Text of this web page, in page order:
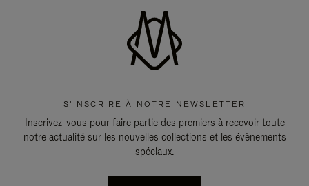
S'INSCRIRE À NOTRE NEWSLETTER
Inscrivez-vous pour faire partie des premiers à recevoir toute
notre actualité sur les nouvelles collections et les évènements
spéciaux.